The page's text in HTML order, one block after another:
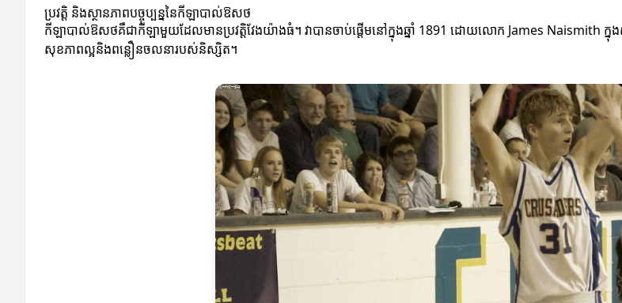
ប្រវត្តិ និងស្ថានភាពបច្ចុប្បន្ននៃកីឡាបាល់ឱសថ
កីឡាបាល់ឱសថគឺជាកីឡាមួយដែលមានប្រវត្តិវែងយ៉ាងធំ។ វាបានចាប់ផ្តើមនៅក្នុងឆ្នាំ 1891 ដោយលោក James Naismith
សុខភាពល្អនិងពន្លឿនចលនារបស់និស្សិត។